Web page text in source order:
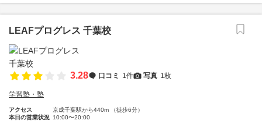
LEAFプログレス 千葉校
3.28 口コミ 1件 写真 1枚
学習塾・塾
アクセス
京成千葉駅から440m （徒歩6分）
本日の営業状況 10:00〜20:00